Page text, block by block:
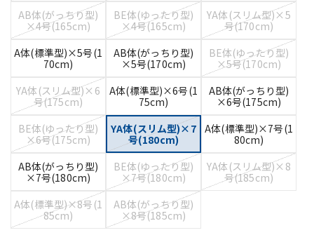
AB体(がっちり型)
×4号(165cm)
BE体(ゆったり型)
×4号(165cm)
YA体(スリム型)×5
号(170cm)
A体(標準型)×5号(1
70cm)
AB体(がっちり型)
×5号(170cm)
BE体(ゆったり型)
×5号(170cm)
YA体(スリム型)×6
号(175cm)
A体(標準型)×6号(1
75cm)
AB体(がっちり型)
×6号(175cm)
BE体(ゆったり型)
×6号(175cm)
YA体(スリム型)×7
号(180cm)
A体(標準型)×7号(1
80cm)
AB体(がっちり型)
×7号(180cm)
BE体(ゆったり型)
×7号(180cm)
YA体(スリム型)×8
号(185cm)
A体(標準型)×8号(1
85cm)
AB体(がっちり型)
×8号(185cm)